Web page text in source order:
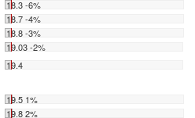
18.3 -6%
18.7 -4%
18.8 -3%
19.03 -2%
19.4
19.5 1%
19.8 2%